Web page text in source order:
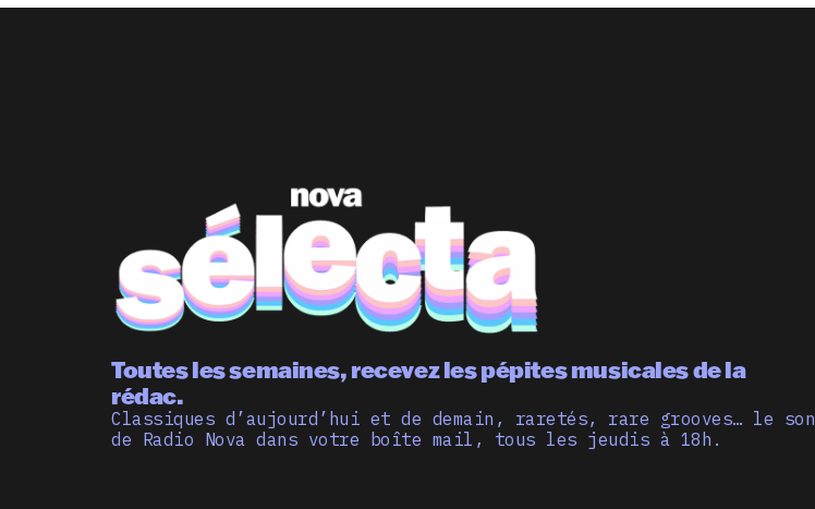
Toutes les semaines, recevez les pépites musicales de la
rédac.
Classiques d’aujourd’hui et de demain, raretés, rare grooves… le son
de Radio Nova dans votre boîte mail, tous les jeudis à 18h.